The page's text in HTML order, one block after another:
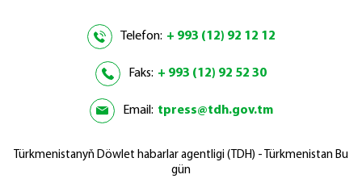
Telefon: + 993 (12) 92 12 12
Faks: + 993 (12) 92 52 30
Email: tpress@tdh.gov.tm
Türkmenistanyň Döwlet habarlar agentligi (TDH) - Türkmenistan Bu
gün